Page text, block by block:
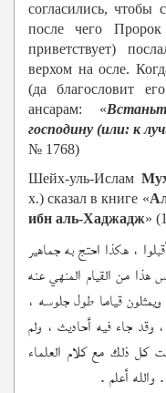
согласились, чтобы
после чего
приветствует)
верхом на осле.
(да благословит
ансарам: «
господину (или: к
№ 1768)
Шейх-уль-Ислам
х.) сказал в книге «
ибн аль-Хаджадж»
، هكذا احتج به جماهير
هذا من القيام المنهي عنه
قياما طول جلوسه ،
جاء فيه أحاديث ، ولم
ذلك مع كلام العلماء
أعلم .